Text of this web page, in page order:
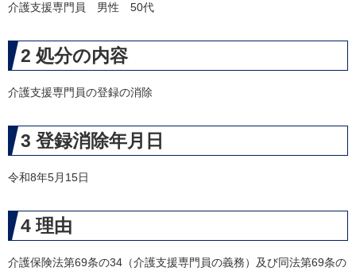
介護支援専門員 男性 50代
2 処分の内容
介護支援専門員の登録の消除
3 登録消除年月日
令和8年5月15日
4 理由
介護保険法第69条の34（介護支援専門員の義務）及び同法第69条の